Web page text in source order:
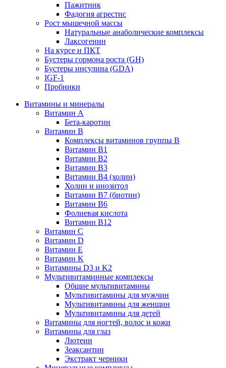
Пажитник
Фадогия агрестис
Рост мышечной массы
Натуральные анаболические комплексы
Лаксогенин
На курсе и ПКТ
Бустеры гормона роста (GH)
Бустеры инсулина (GDA)
IGF-1
Пробники
Витамины и минералы
Витамин A
Бета-каротин
Витамин B
Комплексы витаминов группы B
Витамин B1
Витамин B2
Витамин B3
Витамин B4 (холин)
Холин и инозитол
Витамин B7 (биотин)
Витамин B6
Фолиевая кислота
Витамин B12
Витамин C
Витамин D
Витамин E
Витамин K
Витамины D3 и K2
Мультивитаминные комплексы
Общие мультивитамины
Мультивитамины для мужчин
Мультивитамины для женщин
Мультивитамины для детей
Витамины для ногтей, волос и кожи
Витамины для глаз
Лютеин
Зеаксантин
Экстракт черники